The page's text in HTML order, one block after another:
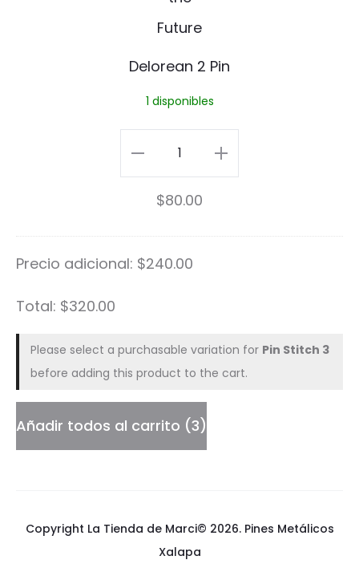
r
n
P
i
n
Delorean 2 Pin
1 disponibles
Delorean
2
cantidad
$80.00
Precio adicional: $240.00
Total: $320.00
Please select a purchasable variation for Pin Stitch 3
before adding this product to the cart.
Añadir todos al carrito 3
Copyright La Tienda de Marci© 2026.Pines Metálicos
Xalapa